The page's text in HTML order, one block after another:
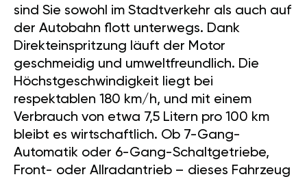
sind Sie sowohl im Stadtverkehr als auch auf
der Autobahn flott unterwegs. Dank
Direkteinspritzung läuft der Motor
geschmeidig und umweltfreundlich. Die
Höchstgeschwindigkeit liegt bei
respektablen 180 km/h, und mit einem
Verbrauch von etwa 7,5 Litern pro 100 km
bleibt es wirtschaftlich. Ob 7-Gang-
Automatik oder 6-Gang-Schaltgetriebe,
Front- oder Allradantrieb – dieses Fahrzeug